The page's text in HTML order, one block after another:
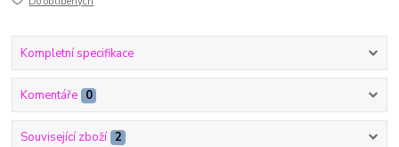
Kompletní specifikace
Komentáře 0
Související zboží 2